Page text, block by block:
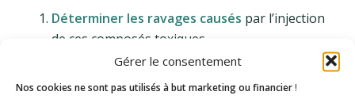
Gérer le consentement
Nos cookies ne sont pas utilisés à but marketing ou financier !
Déterminer les ravages causés par l’injection
de ces composés toxiques
les traitementspermettant une
vraie prise en charge des malades